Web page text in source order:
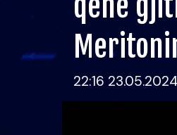
22:16 23.05.2024